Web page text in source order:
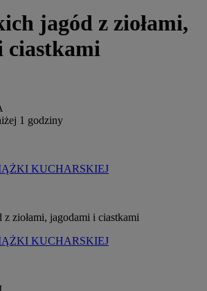
jagód z ziołami,
ciastkami
1 godziny
KUCHARSKIEJ
KUCHARSKIEJ